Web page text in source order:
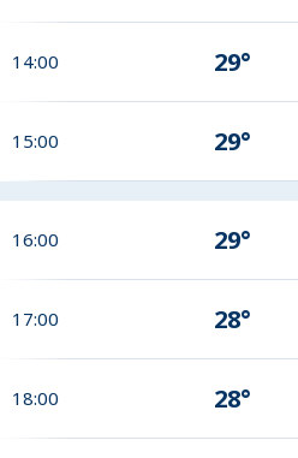
14:00 29°
15:00 29°
16:00 29°
17:00 28°
18:00 28°